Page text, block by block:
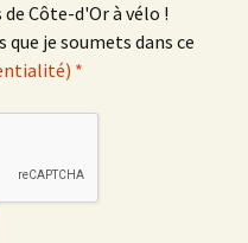
de Côte-d'Or à vélo !
je soumets dans ce
*